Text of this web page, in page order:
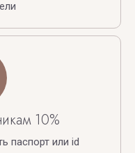
10%
паспорт или id